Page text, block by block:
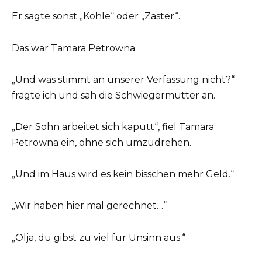
Er sagte sonst „Kohle“ oder „Zaster“.
Das war Tamara Petrowna.
„Und was stimmt an unserer Verfassung nicht?“
fragte ich und sah die Schwiegermutter an.
„Der Sohn arbeitet sich kaputt“, fiel Tamara
Petrowna ein, ohne sich umzudrehen.
„Und im Haus wird es kein bisschen mehr Geld.“
„Wir haben hier mal gerechnet…“
„Olja, du gibst zu viel für Unsinn aus.“